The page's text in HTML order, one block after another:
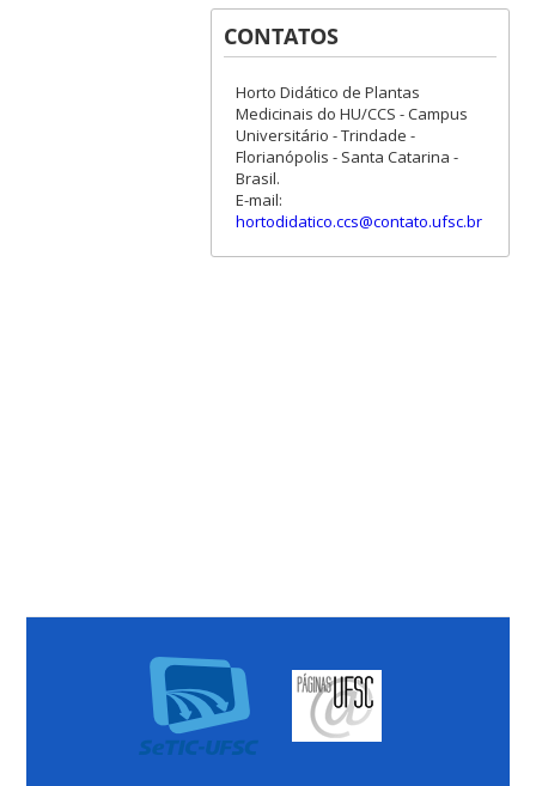
CONTATOS
Horto Didático de Plantas
Medicinais do HU/CCS - Campus
Universitário - Trindade -
Florianópolis - Santa Catarina -
Brasil.
E-mail:
hortodidatico.ccs@contato.ufsc.br